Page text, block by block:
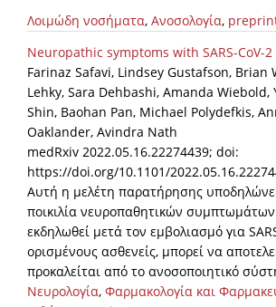
Λοιμώδη νοσήματα, Ανοσολογία,
Neuropathic symptoms with SARS-CoV-
Farinaz Safavi, Lindsey Gustafson, Brian
Lehky, Sara Dehbashi, Amanda Wiebold,
Shin, Baohan Pan, Michael Polydefkis,
Oaklander, Avindra Nath
medRxiv 2022.05.16.22274439; doi:
https://doi.org/10.1101/
Αυτή η μελέτη παρατήρησης
ποικιλία νευροπαθητικών
εκδηλωθεί μετά τον εμβολιασμό για
ορισμένους ασθενείς, μπορεί να
προκαλείται από το ανοσοποιητικό
Νευρολογία, Φαρμακολογία και